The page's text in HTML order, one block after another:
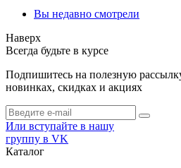
Вы недавно смотрели
Наверх
Всегда будьте в курсе
Подпишитесь на полезную
новинках, скидках и акциях
Или вступайте в нашу
группу в VK
Каталог